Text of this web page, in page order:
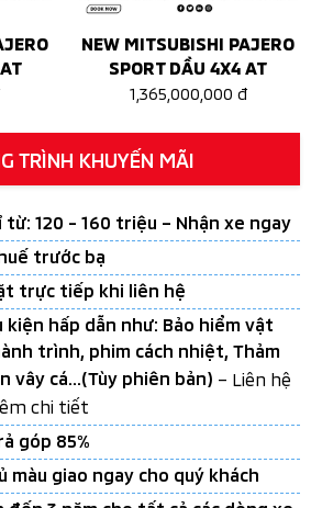
NEW MITSUBISHI PAJERO
SPORT DẦU 4X4 AT
1,365,000,000 đ
TRÌNH KHUYẾN MÃI
120 - 160 triệu – Nhận xe ngay
trước bạ
trực tiếp khi liên hệ
kiện hấp dẫn như: Bảo hiểm vật
trình, phim cách nhiệt, Thảm
vây cá...(Tùy phiên bản) – Liên hệ
chi tiết
góp 85%
màu giao ngay cho quý khách